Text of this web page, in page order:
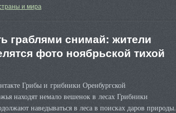
и мира
граблями снимай: жители
фото ноябрьской тихой
Грибы и грибники Оренбургской
находят немало вешенок в лесах Грибники
наведываться в леса в поисках даров природы.